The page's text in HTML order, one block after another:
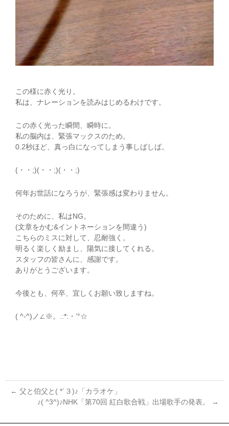
この様に赤く光り。
私は、ナレーションを読みはじめるわけです。
この赤く光った瞬間、瞬時に。
私の脳内は、緊張マックスのため。
0.2秒ほど、真っ白になってしまう事しばしば。
(・・;)(・・;)(・・;)
何年お世話になろうが、緊張感は変わりません。
そのために、私はNG。
(文章をかむ&イントネーションを間違う)
こちらのミスに対して、忍耐強く。
明るく楽しく励まし、陽気に接してくれる。
スタッフの皆さんに、感謝です。
ありがとうございます。
今後とも、何卒、宜しくお願い致しますね。
( ^-^)ノ∠※。.:*:・’°☆
稿
← 父と伯父と( *´３)♪「カラオケ」
♪( ^3^)♪NHK「第70回 紅白歌合戦」出場歌手の発表。
→